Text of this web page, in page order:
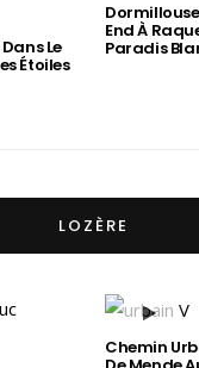
Le
Étoiles
End À
Paradis
LOZÈRE
Chemin